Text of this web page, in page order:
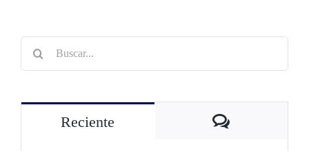
Reciente Comentarios